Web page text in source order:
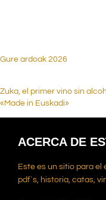
Gure ardoak 2026
Zuka, el primer vino sin
«Made in Euskadi»
ACERCA DE
Este es un sitio para el
pdf`s, historia, catas,